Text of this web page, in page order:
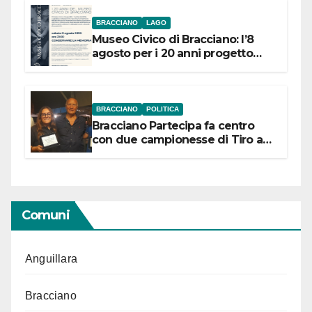
BRACCIANO LAGO
Museo Civico di Bracciano: l’8
agosto per i 20 anni progetto
BRACCIANO POLITICA
Bracciano Partecipa fa centro
con due campionesse di Tiro a
Comuni
Anguillara
Bracciano